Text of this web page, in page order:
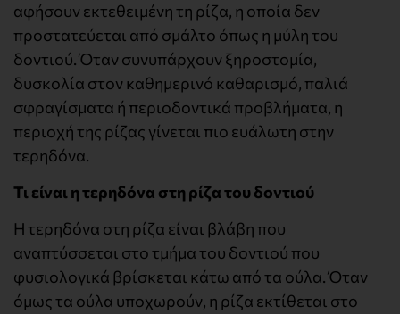
αφήσουν εκτεθειμένη τη ρίζα, η οποία δεν
προστατεύεται από σμάλτο όπως η μύλη του
δοντιού. Όταν συνυπάρχουν ξηροστομία,
δυσκολία στον καθημερινό καθαρισμό, παλιά
σφραγίσματα ή περιοδοντικά προβλήματα, η
περιοχή της ρίζας γίνεται πιο ευάλωτη στην
τερηδόνα.
Τι είναι η τερηδόνα στη ρίζα του δοντιού
Η τερηδόνα στη ρίζα είναι βλάβη που
αναπτύσσεται στο τμήμα του δοντιού που
φυσιολογικά βρίσκεται κάτω από τα ούλα. Όταν
όμως τα ούλα υποχωρούν, η ρίζα εκτίθεται στο